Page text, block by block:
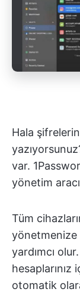
Hala
var.
yönetim
Tüm
yönetmenize
yardımcı
otomatik